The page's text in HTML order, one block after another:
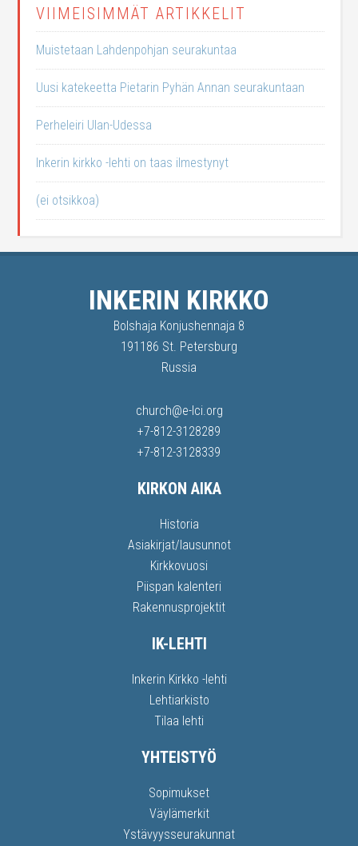
VIIMEISIMMÄT ARTIKKELIT
Muistetaan Lahdenpohjan seurakuntaa
Uusi katekeetta Pietarin Pyhän Annan seurakuntaan
Perheleiri Ulan-Udessa
Inkerin kirkko -lehti on taas ilmestynyt
(ei otsikkoa)
INKERIN KIRKKO
Bolshaja Konjushennaja 8
191186 St. Petersburg
Russia
church@e-lci.org
+7-812-3128289
+7-812-3128339
KIRKON AIKA
Historia
Asiakirjat/lausunnot
Kirkkovuosi
Piispan kalenteri
Rakennusprojektit
IK-LEHTI
Inkerin Kirkko -lehti
Lehtiarkisto
Tilaa lehti
YHTEISTYÖ
Sopimukset
Väylämerkit
Ystävyysseurakunnat